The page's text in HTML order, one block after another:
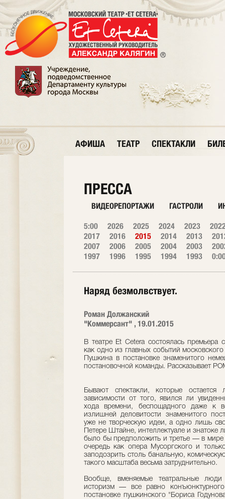
АФИША ТЕАТР СПЕКТАКЛИ
ПРЕССА
ВИДЕОРЕПОРТАЖИ ГАСТРОЛИ
5:00 2026 2025 2024 2023
2017
2016 2015 2014 2013
2007
2006 2005 2004 2003
1997
1996 1995 1994 1993
Наряд безмолвствует.
Роман Должанский
"Коммерсант" , 19.01.2015
В театре Et Cetera состоялась премьера
как одно из главных событий
Пушкина в постановке знаменитого
постановочной команды.
Бывают спектакли, которые
зависимости от того, явился ли
хода времени, беспощадного даже к
излишней деловитости знаменитого
уже не творческую идеи, а одно лишь
Петере Штайне, интеллектуале и знатоке
было бы предположить и третье — в мире
очередь как опера Мусоргского и
заподозрить столь банальную,
такого масштаба весьма затруднительно.
Вообще, вменяемые театральные
историзм — все равно
постановке пушкинского "Бориса